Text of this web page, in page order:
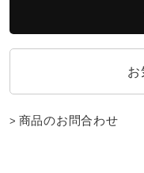
商品のお問合わせ